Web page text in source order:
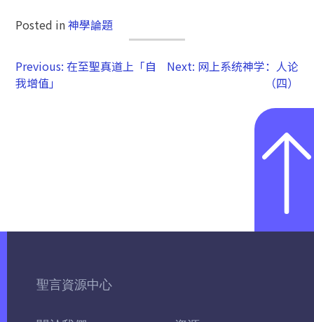
Posted in神學論題
Previous: 在至聖真道上「自
我增值」
Next: 网上系统神学：人论
（四）
聖言資源中心